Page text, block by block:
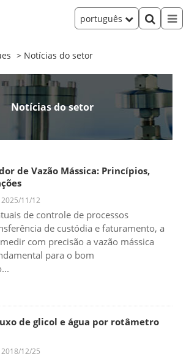
português
Notícias do setor
Notícias do setor
de Vazão Mássica: Princípios,
2025/11/12
de controle de processos
de custódia e faturamento, a
com precisão a vazão mássica
para o bom
de glicol e água por rotâmetro
2018/12/25